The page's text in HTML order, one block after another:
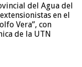
del Agua del
en el
Vera”, con
de la UTN